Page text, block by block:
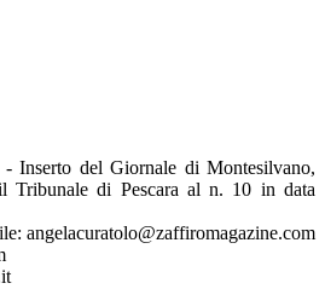
Inserto del Giornale di Montesilvano,
Tribunale di Pescara al n. 10 in data
angelacuratolo@zaffiromagazine.com